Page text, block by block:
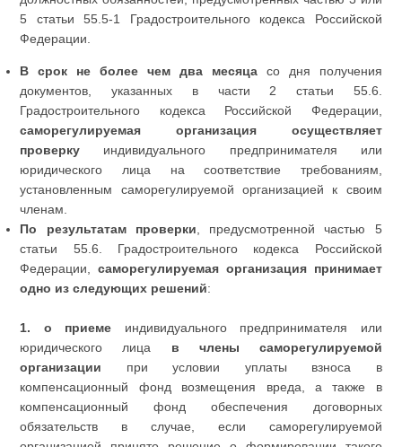
5 статьи 55.5-1 Градостроительного кодекса Российской
Федерации.
В срок не более чем два месяцасо дня получения
документов, указанных в части 2 статьи 55.6.
Градостроительного кодекса Российской Федерации,
саморегулируемая организация
осуществляет
проверку индивидуального предпринимателя или
юридического лица на соответствие требованиям,
установленным саморегулируемой организацией к своим
членам.
По результатам проверки , предусмотренной частью 5
статьи 55.6. Градостроительного кодекса Российской
Федерации,саморегулируемая организация принимает
одно из следующих решений:
1. о приеме индивидуального предпринимателя или
юридического лица в члены саморегулируемой
организации при условии уплаты взноса в
компенсационный фонд возмещения вреда, а также в
компенсационный фонд обеспечения договорных
обязательств в случае, если саморегулируемой